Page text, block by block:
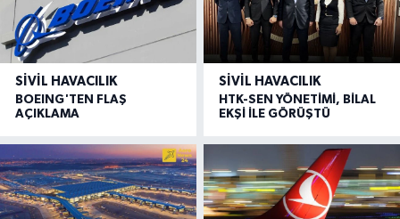
SIVIL HAVACILIK
BOEING'TEN FLAŞ
AÇIKLAMA
SIVIL HAVACILIK
HTK-SEN YÖNETİMİ, BİLAL
EKŞİ İLE GÖRÜŞTÜ